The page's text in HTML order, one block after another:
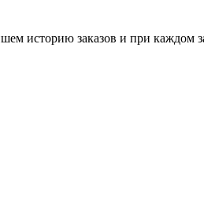
историю заказов и при каждом